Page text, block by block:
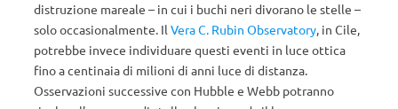
distruzione mareale – in cui i buchi neri divorano le stelle –
solo occasionalmente. Il Vera C. Rubin Observatory, in Cile,
potrebbe invece individuare questi eventi in luce ottica
fino a centinaia di milioni di anni luce di distanza.
Osservazioni successive con Hubble e Webb potranno